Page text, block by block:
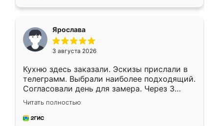
Ярослава
3 августа 2026
Кухню здесь заказали. Эскизы прислали в
телеграмм. Выбрали наиболее подходящий.
Согласовали день для замера. Через 3
недели кухня была уже готова. Остались
довольны работой. Спасибо Ренессанс
мебель за качественную работу!
Читать полностью